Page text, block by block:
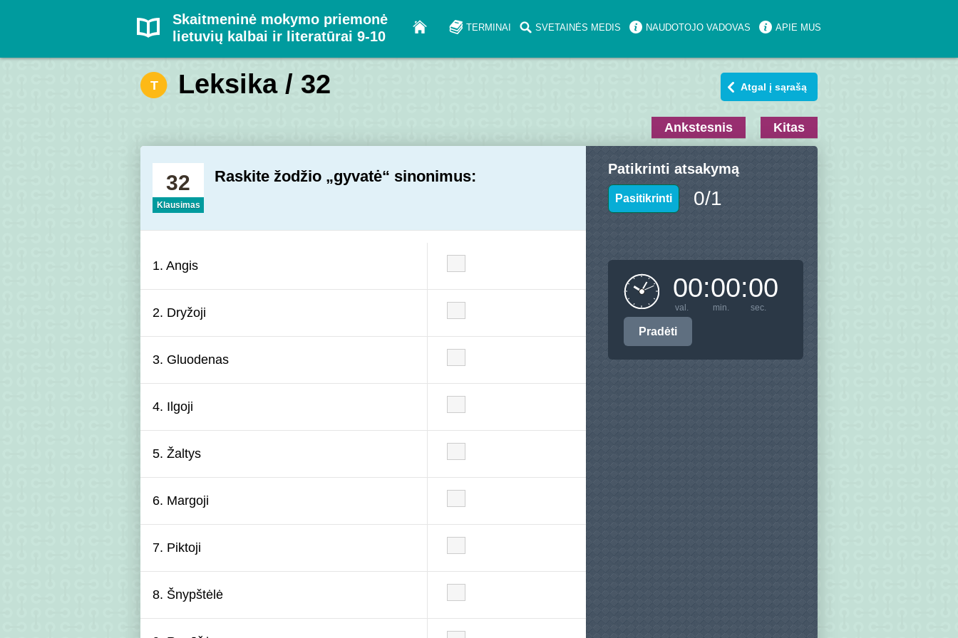
Skaitmeninė mokymo priemonė
lietuvių kalbai ir literatūrai 9-10
TERMINAI SVETAINĖS MEDIS NAUDOTOJO VADOVAS APIE MUS
Atgal į sąrašą
T Leksika / 32
Kitas
Ankstesnis
32
Klausimas
Raskite žodžio „gyvatė“ sinonimus:
1. Angis
2. Dryžoji
3. Gluodenas
4. Ilgoji
5. Žaltys
6. Margoji
7. Piktoji
8. Šnypštėlė
Patikrinti atsakymą
Pasitikrinti 0/1
00
val.
:00
min.
:00
sec.
Pradėti